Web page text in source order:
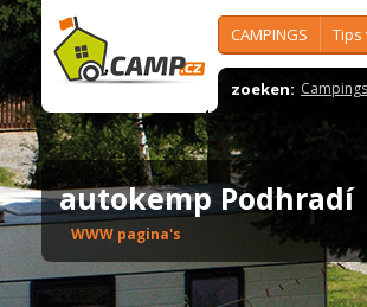
CAMPINGS Tips
zoeken:
autokemp Podhradí
WWW pagina's